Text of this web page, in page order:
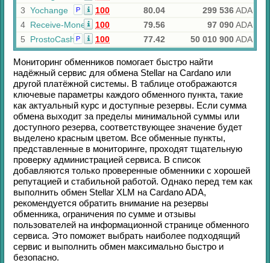
3 Yochange Р 100 80.04 299 536ADA
4 Receive-Money 100 79.56 97 090ADA
5
ProstoCash Р 100 77.42 50 010 900ADA
Мониторинг обменников помогает быстро найти
надёжный сервис для обмена Stellar на Cardano или
другой платёжной системы. В таблице отображаются
ключевые параметры каждого обменного пункта, такие
как актуальный курс и доступные резервы. Если сумма
обмена выходит за пределы минимальной суммы или
доступного резерва, соответствующее значение будет
выделено красным цветом. Все обменные пункты,
представленные в мониторинге, проходят тщательную
проверку администрацией сервиса. В список
добавляются только проверенные обменники с хорошей
репутацией и стабильной работой. Однако перед тем как
выполнить обмен Stellar XLM на Cardano ADA,
рекомендуется обратить внимание на резервы
обменника, ограничения по сумме и отзывы
пользователей на информационной странице обменного
сервиса. Это поможет выбрать наиболее подходящий
сервис и выполнить обмен максимально быстро и
безопасно.